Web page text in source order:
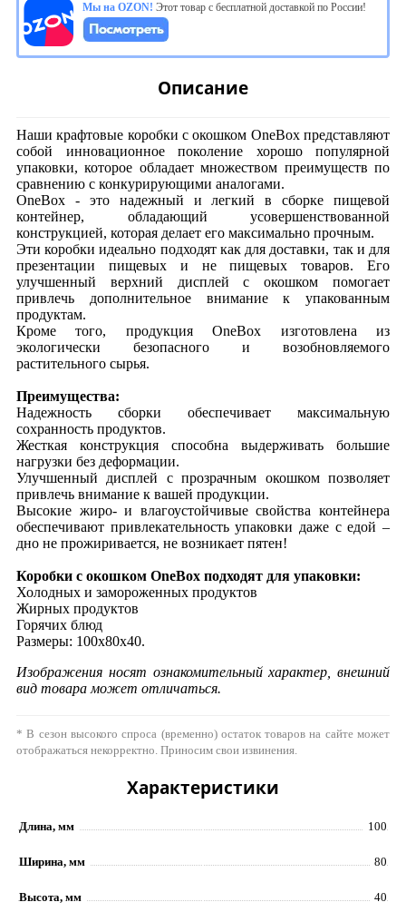
Мы на OZON! Этот товар с бесплатной доставкой по России!
Описание
Наши крафтовые коробки с окошком OneBox представляют
собой инновационное поколение хорошо популярной
упаковки, которое обладает множеством преимуществ по
сравнению с конкурирующими аналогами.
OneBox - это надежный и легкий в сборке пищевой
контейнер, обладающий усовершенствованной
конструкцией, которая делает его максимально прочным.
Эти коробки идеально подходят как для доставки, так и для
презентации пищевых и не пищевых товаров. Его
улучшенный верхний дисплей с окошком помогает
привлечь дополнительное внимание к упакованным
продуктам.
Кроме того, продукция OneBox изготовлена из
экологически безопасного и возобновляемого
растительного сырья.
Преимущества:
Надежность сборки обеспечивает максимальную
сохранность продуктов.
Жесткая конструкция способна выдерживать большие
нагрузки без деформации.
Улучшенный дисплей с прозрачным окошком позволяет
привлечь внимание к вашей продукции.
Высокие жиро- и влагоустойчивые свойства контейнера
обеспечивают привлекательность упаковки даже с едой –
дно не прожиривается, не возникает пятен!
Коробки с окошком OneBox подходят для упаковки:
Холодных и замороженных продуктов
Жирных продуктов
Горячих блюд
Размеры: 100х80х40.
Изображения носят ознакомительный характер, внешний
вид товара может отличаться.
* В сезон высокого спроса (временно) остаток товаров на сайте может
отображаться некорректно. Приносим свои извинения.
Характеристики
Длина, мм 100
Ширина, мм 80
Высота, мм 40